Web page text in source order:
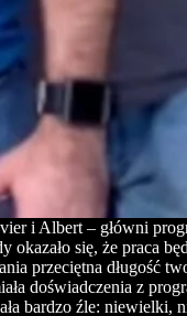
i Albert – główni
okazało się, że praca
przeciętna długość
doświadczenia z
bardzo źle: niewielki,